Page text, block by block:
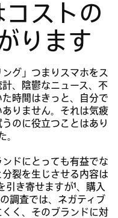
コストの
ります
グ」つまりスマホをス
、陰鬱なニュース、不
時間はきっと、自分で
りません。それは気疲
のに役立つことはあり
。
ドにとっても有益でな
裂を生じさせる内容は
引き寄せますが1 、購入
調査では、ネガティブ
く、そのブランドに対